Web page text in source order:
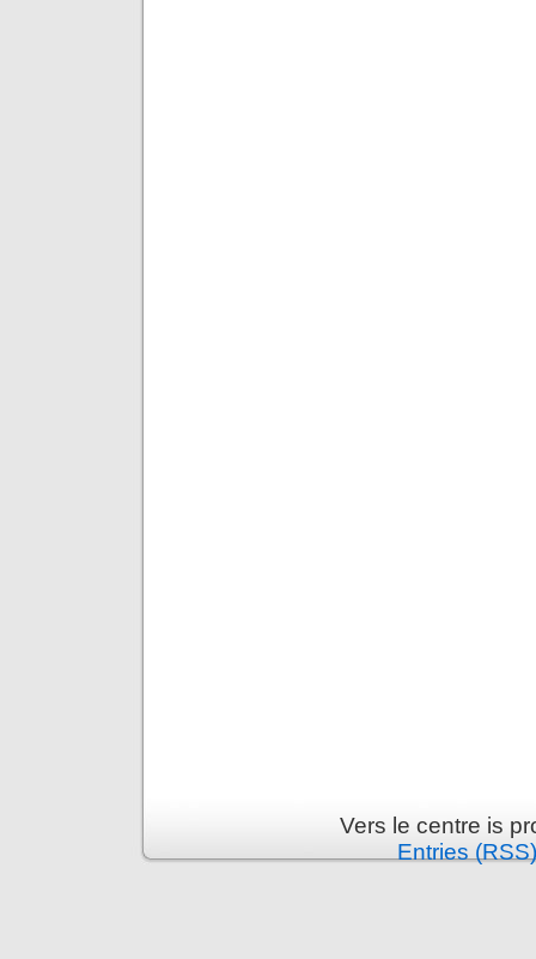
Vers le centre is
Entries (RSS)